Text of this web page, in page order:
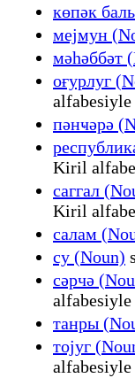
көпәк
мејмун
мәһәббәт
оғурлуг
alfabesiyle
пәнҹәрә
Kiril
саггал
Kiril
салам
су (Noun)
сәрчә
alfabesiyle
танры
тојуг
alfabesiyle